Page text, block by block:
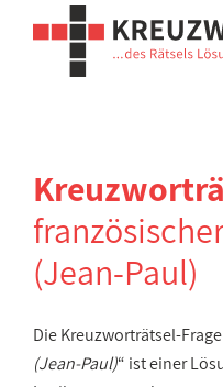
(Jean-Paul)
Die Kreuzworträtsel-Frage
(Jean-Paul)“ ist einer